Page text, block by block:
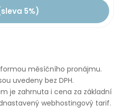
5%)
měsíčního pronájmu.
uvedeny bez DPH.
je zahrnuta i cena za základní
webhostingový tarif.